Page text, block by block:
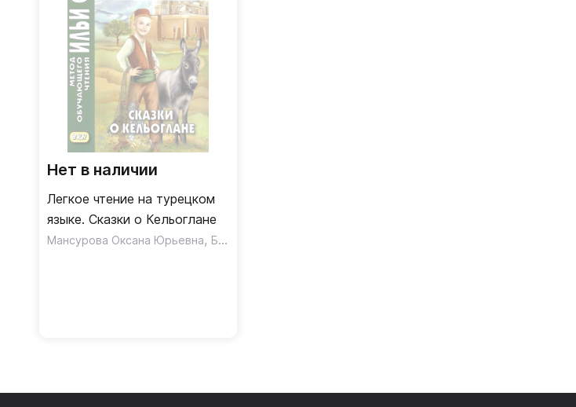
Нет в наличии
Легкое чтение на турецком
языке. Сказки о Кельоглане
Мансурова Оксана Юрьевна, Бакулова Марина Георгиевна